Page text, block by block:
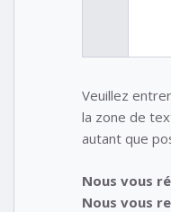
Veuillez
la zone de
autant que
Nous vous
Nous vous